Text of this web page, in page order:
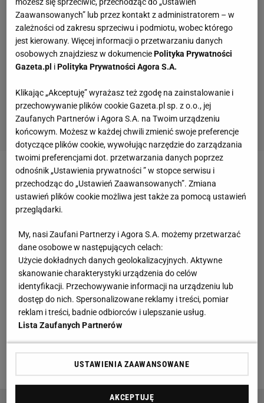
Zobacz wideoŻelazny mocno o trenerze Arsenalu:
Arteta to trener z Instagrama
Jacek Magiera upamiętniony na PGE Narodowym
Tuż po wyjściu piłkarzy obydwu drużyn na murawę
Narodowego spiker ogłosił, iż w tym wyjątkowym
dniu, nim rozpoczną się
sportowe emocje trzeba
oddać hołd Jackowi Magierze. 49-latek zmarł nagle
we Wrocławiu podczas porannego treningu
biegowego. Pomimo reanimacji nie udało się go
możesz się sprzeciwić, przechodząc do „Ustawień
Zaawansowanych” lub przez kontakt z administratorem – w
zależności od zakresu sprzeciwu i podmiotu, wobec którego
jest kierowany. Więcej informacji o przetwarzaniu danych
osobowych znajdziesz w dokumenciePolityka Prywatności
Gazeta.pl iPolityka Prywatności Agora S.A.
Klikając „Akceptuję” wyrażasz też zgodę na zainstalowanie i
przechowywanie plików cookie Gazeta.pl sp. z o.o., jej
Zaufanych Partnerów i Agora S.A. na Twoim urządzeniu
końcowym. Możesz w każdej chwili zmienić swoje preferencje
dotyczące plików cookie, wywołując narzędzie do zarządzania
twoimi preferencjami dot. przetwarzania danych poprzez
odnośnik „Ustawienia prywatności ” w stopce serwisu i
przechodząc do „Ustawień Zaawansowanych”. Zmiana
ustawień plików cookie możliwa jest także za pomocą ustawień
przeglądarki.
My, nasi Zaufani Partnerzy i Agora S.A. możemy przetwarzać
dane osobowe w następujących celach:
Użycie dokładnych danych geolokalizacyjnych. Aktywne
skanowanie charakterystyki urządzenia do celów
identyfikacji. Przechowywanie informacji na urządzeniu lub
dostęp do nich. Spersonalizowane reklamy i treści, pomiar
reklam i treści, badnie odbiorców i ulepszanie usług.
Lista Zaufanych Partnerów
USTAWIENIA ZAAWANSOWANE
AKCEPTUJĘ